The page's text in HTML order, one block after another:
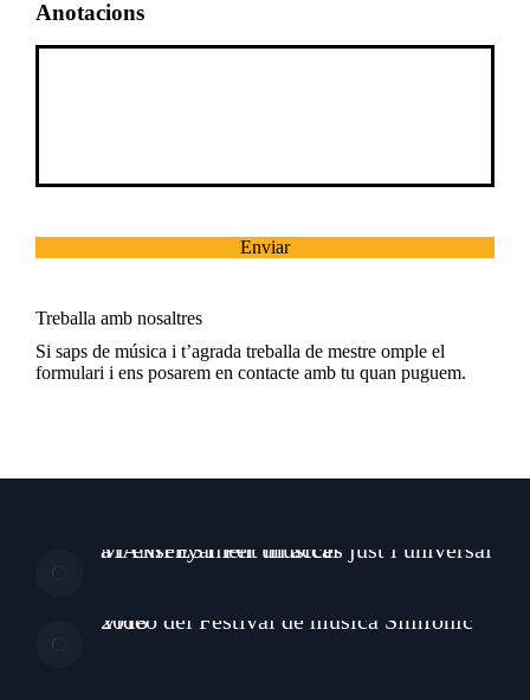
Anotacions
Treballa amb nosaltres
Si saps de música i t’agrada treballa de mestre omple el
formulari i ens posarem en contacte amb tu quan puguem.
MANIFEST Per un accés just i universal a l’ensenyament musical
Video del Festival de música Simfonic 2018